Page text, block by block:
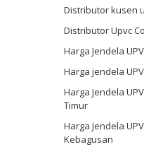
Distributor kusen
Distributor Upvc
Harga Jendela
Harga jendela
Harga Jendela
Timur
Harga Jendela
Kebagusan